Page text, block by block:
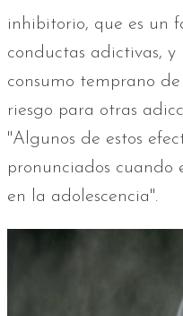
inhibitorio, que es un
conductas adictivas,
consumo temprano
riesgo para otras
"Algunos de estos
pronunciados cuando
en la adolescencia".